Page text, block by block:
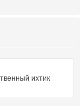
ихтик